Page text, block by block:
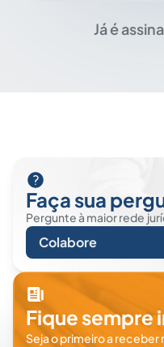
Já é
Faça sua
Pergunte à maior rede
Colabore
Fique sempre
Seja o primeiro a receber